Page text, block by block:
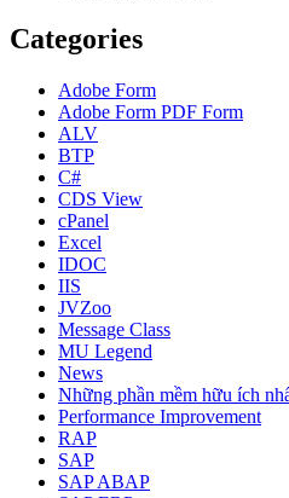
Categories
Adobe Form
Adobe Form PDF Form
ALV
BTP
C#
CDS View
cPanel
Excel
IDOC
IIS
JVZoo
Message Class
MU Legend
News
Những phần mềm hữu ích
Performance Improvement
RAP
SAP
SAP ABAP